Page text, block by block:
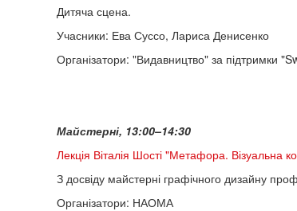
Дитяча сцена.
Учасники: Ева Суссо, Лариса Денисенко
Організатори: "Видавництво" за підтримки
Майстерні, 13:00–14:30
Лекція Віталія Шості "Метафора. Візуальна
З досвіду майстерні графічного дизайну
Організатори: НАОМА